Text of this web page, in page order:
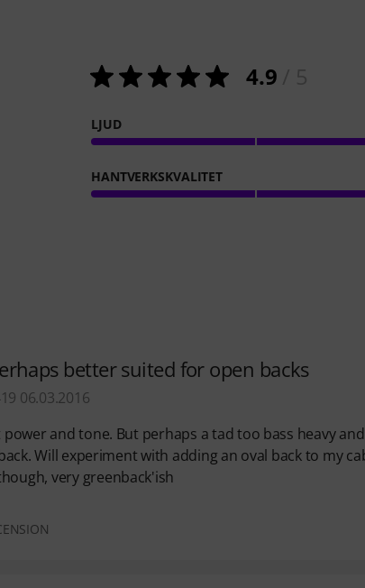
4.9
LJUD
HANTVERKSKVALITET
better suited for open backs
06.03.2016
power and tone. But perhaps a tad too bass heavy
Will experiment with adding an oval back to my
very greenback'ish